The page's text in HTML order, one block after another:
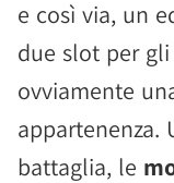
e così via, un
due slot per
ovviamente
appartenenza.
battaglia, le